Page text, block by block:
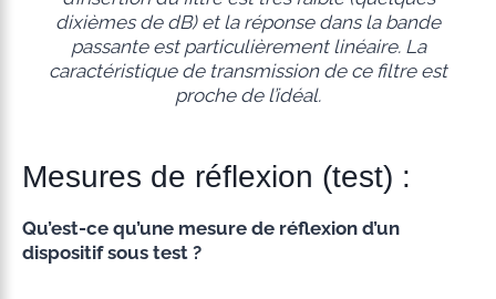
dixièmes de dB) et la réponse dans la bande
passante est particulièrement linéaire. La
caractéristique de transmission de ce filtre est
proche de l’idéal.
Mesures de réflexion (test) :
Qu’est-ce qu’une mesure de réflexion d’un
dispositif sous test ?